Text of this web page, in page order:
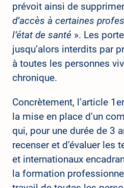
prévoit ainsi de
d’accès à certaines
l’état de santé». Les
jusqu’alors interdits par
à toutes les personnes
chronique.
Concrètement, l’article
la mise en place d’un
qui, pour une durée de 3
recenser et d’évaluer les
et internationaux
la formation